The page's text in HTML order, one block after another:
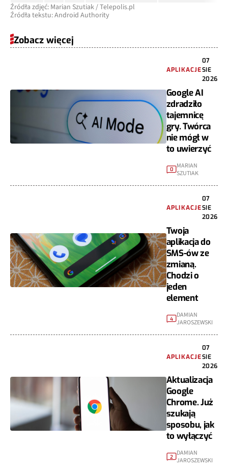
Źródła zdjęć: Marian Szutiak / Telepolis.pl
Źródła tekstu: Android Authority
Zobacz więcej
APLIKACJE
07
SIE
2026
Google AI
zdradziło
tajemnicę
gry. Twórca
nie mógł w
to uwierzyć
0
MARIAN
SZUTIAK
APLIKACJE
07
SIE
2026
Twoja
aplikacja do
SMS-ów ze
zmianą.
Chodzi o
jeden
element
4 DAMIAN
JAROSZEWSKI
APLIKACJE
07
SIE
2026
Aktualizacja
Google
Chrome. Już
szukają
sposobu, jak
to wyłączyć
2 DAMIAN
JAROSZEWSKI